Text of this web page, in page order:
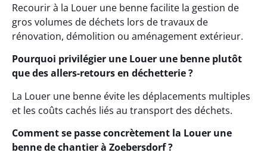
Recourir à la Louer une benne facilite la gestion de
gros volumes de déchets lors de travaux de
rénovation, démolition ou aménagement extérieur.
Pourquoi privilégier une Louer une benne plutôt
que des allers-retours en déchetterie ?
La Louer une benne évite les déplacements multiples
et les coûts cachés liés au transport des déchets.
Comment se passe concrètement la Louer une
benne de chantier à Zoebersdorf ?